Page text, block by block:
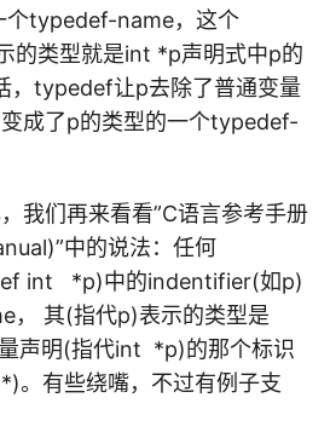
typedef-name，这个
的类型就是int *p声明式中p的
，typedef让p去除了普通变量
成了p的类型的一个typedef-
我们再来看看”C语言参考手册
中的说法：任何
int *p)中的indentifier(如p)
， 其(指代p)表示的类型是
声明(指代int *p)的那个标识
。有些绕嘴，不过有例子支